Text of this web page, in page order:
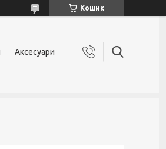
Кошик
Аксесуари